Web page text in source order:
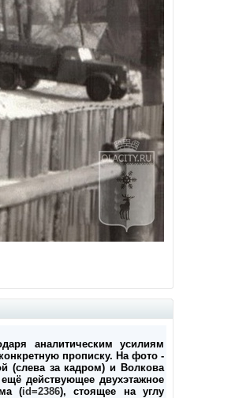
аналитическим усилиям
прописку. На фото -
(слева за кадром) и Волкова
действующее двухэтажное
(id=2386), стоящее на углу